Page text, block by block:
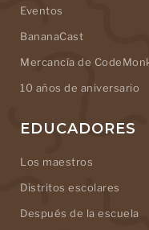
Eventos
BananaCast
Mercancía de
10 años de aniversario
EDUCADORES
Los maestros
Distritos escolares
Después de la escuela